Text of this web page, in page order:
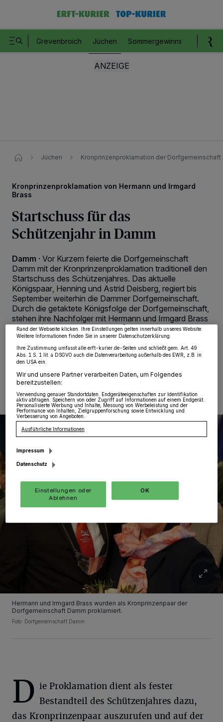
Grevenbroich Jüchen Sommergewinnspiel
Jüchen Kronprinzenproklamation der Dorfgemeinschaft
Kronprinzenproklamation von Hermann und Irmgard
Brass
Startschuss für das
Schützenjahr in Damm
Damm · Vor Kurzem feierte die Dorfgemeinschaft
Damm mit der Kronprinzenproklamation traditionell den
Startschuss des Schützenjahres. Das aktuelle
Königspaar, Henning und Astrid Deisberg, regiert bis
September weiterhin die Dammer Dorfgemeinschaft.
Durch die getaktete Königsfolge der Dorfgemeinschaft,
stehen ihre Nachfolger mit Hermann und Irmgard Brass
aber bereits fest.
Hermann und Irmgard Brass wurden als Kronprinzenpaar der
Dorfgemeinschaft Damm proklamiert.
Foto: Dorfgemeinschaft Damm
D ie Proklamation dient als fester
Bestandteil des Schützenjahres dazu,
das Kronprinzenpaar auszurufen und auf der
Wir und unsere 218-Partner speichern und greifen auf personenbezogene Daten
wie Browserdaten oder eindeutige Kennungen auf Ihrem Gerät zu. Durch Auswahl
von OK aktivieren Sie Tracking-Technologien für die unter „Wir und unsere
Partner verarbeiten Daten, um Ihnen Dienste bereitzustellen“ aufgeführten
Zwecke. Wenn Tracker deaktiviert sind, sind manche Inhalte und Anzeigen
möglicherweise nicht mehr so relevant für Sie. Sie können dieses Menü jederzeit
wieder aufrufen, um Ihre Einstellungen zu ändern oder Ihre Einwilligung zu
widerrufen, indem Sie auf den Link Einstellungen oder Ablehnen am unteren
Rand der Webseite klicken. Ihre Einstellungen gelten innerhalb unseres Website.
Weitere Informationen finden Sie in unserer Datenschutzerklärung.
Ihre Zustimmung umfasst alle erft-kurier.de-Seiten und schließt gem. Art. 49
Abs. 1 S. 1 lit. a DSGVO auch die Datenverarbeitung außerhalb des EWR, z.B. in
den USA ein.
Wir und unsere Partner verarbeiten Daten, um Folgendes
bereitzustellen:
Verwendung genauer Standortdaten. Endgeräteeigenschaften zur Identifikation
aktiv abfragen. Speichern von oder Zugriff auf Informationen auf einem Endgerät.
Personalisierte Werbung und Inhalte, Messung von Werbeleistung und der
Performance von Inhalten, Zielgruppenforschung sowie Entwicklung und
Verbesserung von Angeboten.
Ausführliche Informationen
Impressum
Datenschutz
Einstellungen oder
Ablehnen
OK